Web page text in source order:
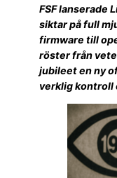
FSF lanserade
siktar på full
firmware till
röster från
jubileet en ny
verklig kontroll